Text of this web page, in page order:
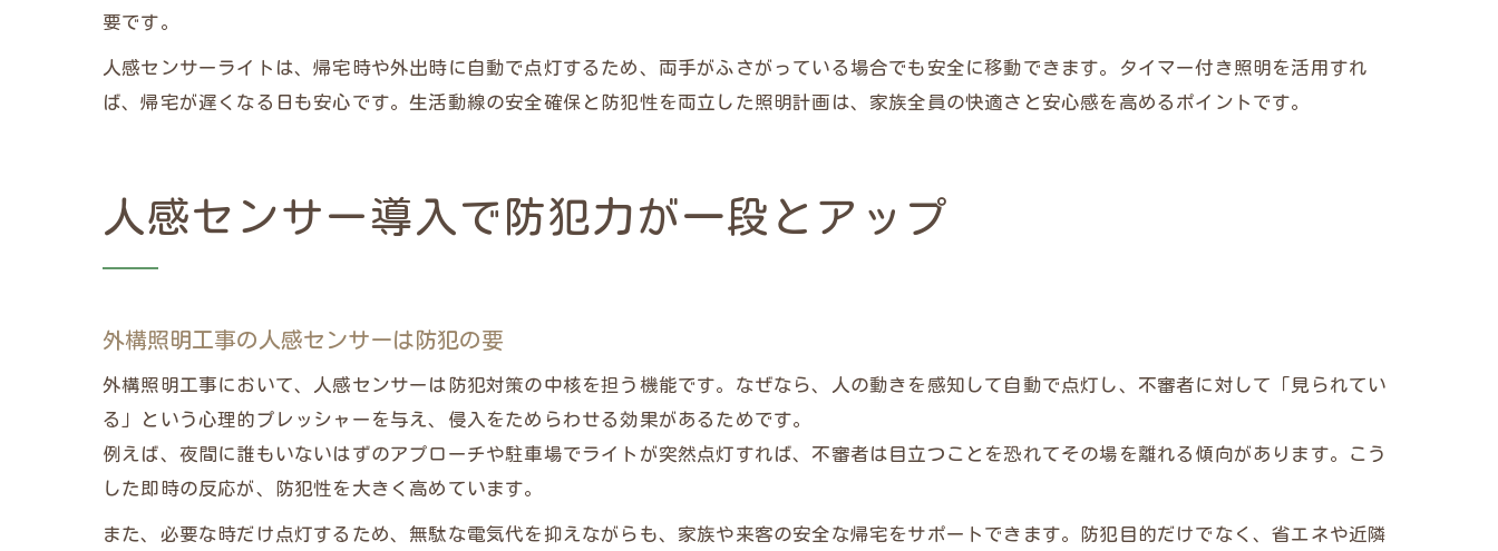
要です。
人感センサーライトは、帰宅時や外出時に自動で点灯するため、両手がふさがっている場合でも安全に移動できます。タイマー付き照明を活用すれ
ば、帰宅が遅くなる日も安心です。生活動線の安全確保と防犯性を両立した照明計画は、家族全員の快適さと安心感を高めるポイントです。
人感センサー導入で防犯力が一段とアップ
外構照明工事の人感センサーは防犯の要
外構照明工事において、人感センサーは防犯対策の中核を担う機能です。なぜなら、人の動きを感知して自動で点灯し、不審者に対して「見られてい
る」という心理的プレッシャーを与え、侵入をためらわせる効果があるためです。
例えば、夜間に誰もいないはずのアプローチや駐車場でライトが突然点灯すれば、不審者は目立つことを恐れてその場を離れる傾向があります。こう
した即時の反応が、防犯性を大きく高めています。
また、必要な時だけ点灯するため、無駄な電気代を抑えながらも、家族や来客の安全な帰宅をサポートできます。防犯目的だけでなく、省エネや近隣